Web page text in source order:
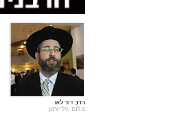
הרב דוד לאו
צילום: גיל יוחנן